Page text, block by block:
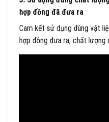
hợp đồng đã đưa ra
Cam kết sử dụng đúng vật
hợp đồng đưa ra, chất